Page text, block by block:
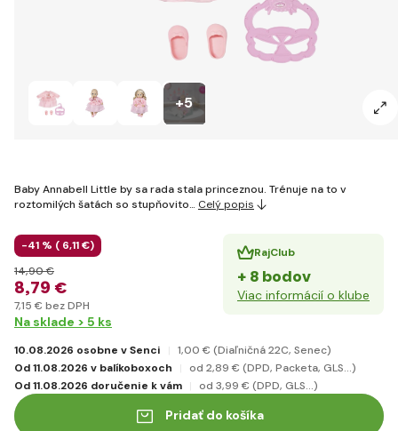
+5
Baby Annabell Little by sa rada stala princeznou. Trénuje na to v
roztomilých šatách so stupňovito… Celý popis
-41 % ( 6,11 €)
8,79 €
14,90 €
7,15 € bez DPH
RajClub
+ 8 bodov
Viac informácií o klube
Na sklade > 5 ks
10.08.2026 osobne v Senci 1,00 € (Diaľničná 22C, Senec)
Od 11.08.2026 v balíkoboxoch
od 2,89 € (DPD, Packeta, GLS...)
Od 11.08.2026 doručenie k vám
od 3,99 € (DPD, GLS...)
Pridať do košíka